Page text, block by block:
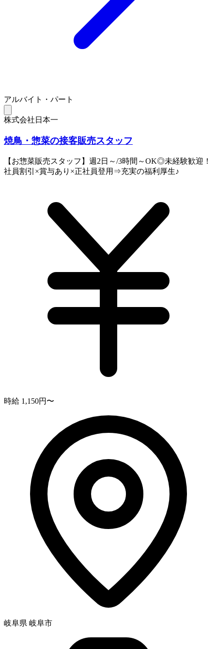
アルバイト・パート
株式会社日本一
焼鳥・惣菜の接客販売スタッフ
【お惣菜販売スタッフ】週2日～/3時間～OK◎未経験歓迎！
社員割引×賞与あり×正社員登用⇒充実の福利厚生♪
時給 1,150円〜
岐阜県 岐阜市